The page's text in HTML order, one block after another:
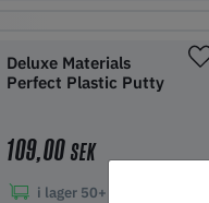
Deluxe Materials
Perfect Plastic Putty
109,00SEK
i lager 50+